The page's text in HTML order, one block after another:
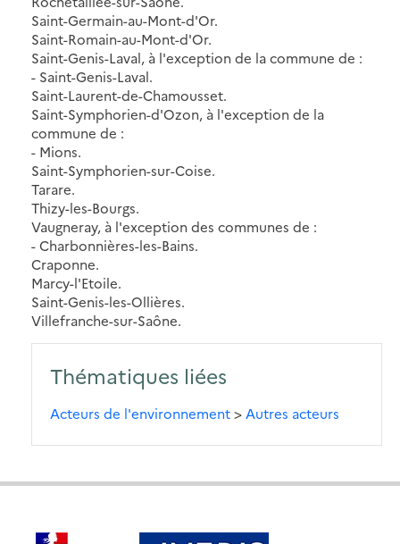
Saint-Germain-au-Mont-d'Or.
Saint-Romain-au-Mont-d'Or.
Saint-Genis-Laval, à l'exception de la commune de :
- Saint-Genis-Laval.
Saint-Laurent-de-Chamousset.
Saint-Symphorien-d'Ozon, à l'exception de la
commune de :
- Mions.
Saint-Symphorien-sur-Coise.
Tarare.
Thizy-les-Bourgs.
Vaugneray, à l'exception des communes de :
- Charbonnières-les-Bains.
Craponne.
Marcy-l'Etoile.
Saint-Genis-les-Ollières.
Villefranche-sur-Saône.
Thématiques liées
Acteurs de l'environnement> Autres acteurs